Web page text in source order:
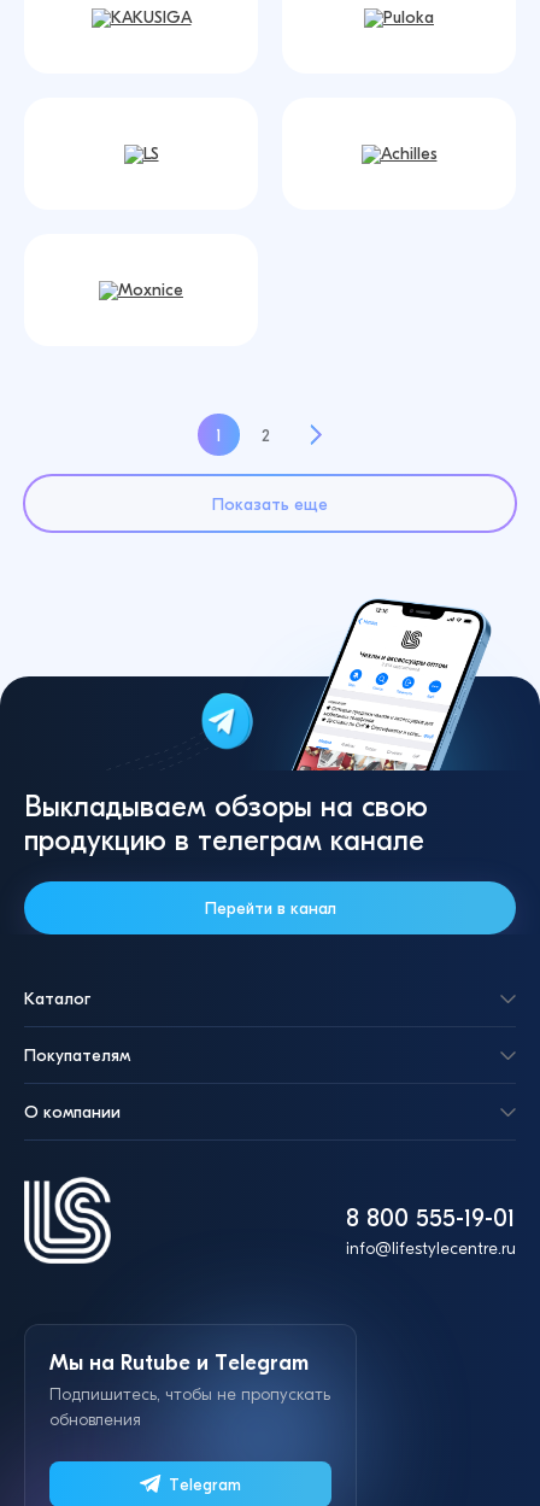
Показать еще
1 2
Выкладываем обзоры на свою
продукцию в телеграм канале
Перейти в канал
8 800 555-19-01
info@lifestylecentre.ru
Каталог
Покупателям
О компании
Мы на Rutube и Telegram
Подпишитесь, чтобы не пропускать
обновления
Telegram